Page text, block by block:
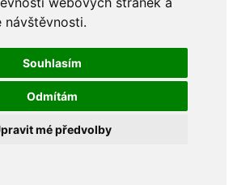
návštěvnosti.
Souhlasím
Odmítám
mé předvolby